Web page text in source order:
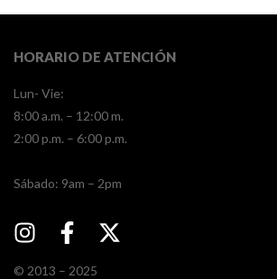
HORARIO DE ATENCIÓN
Lun- Vie:
8:00 a.m. – 12:00 m.
2:00 p.m. – 6:00 p.m.
​​Sábado: 9am – 2pm
© 2013 – 2025